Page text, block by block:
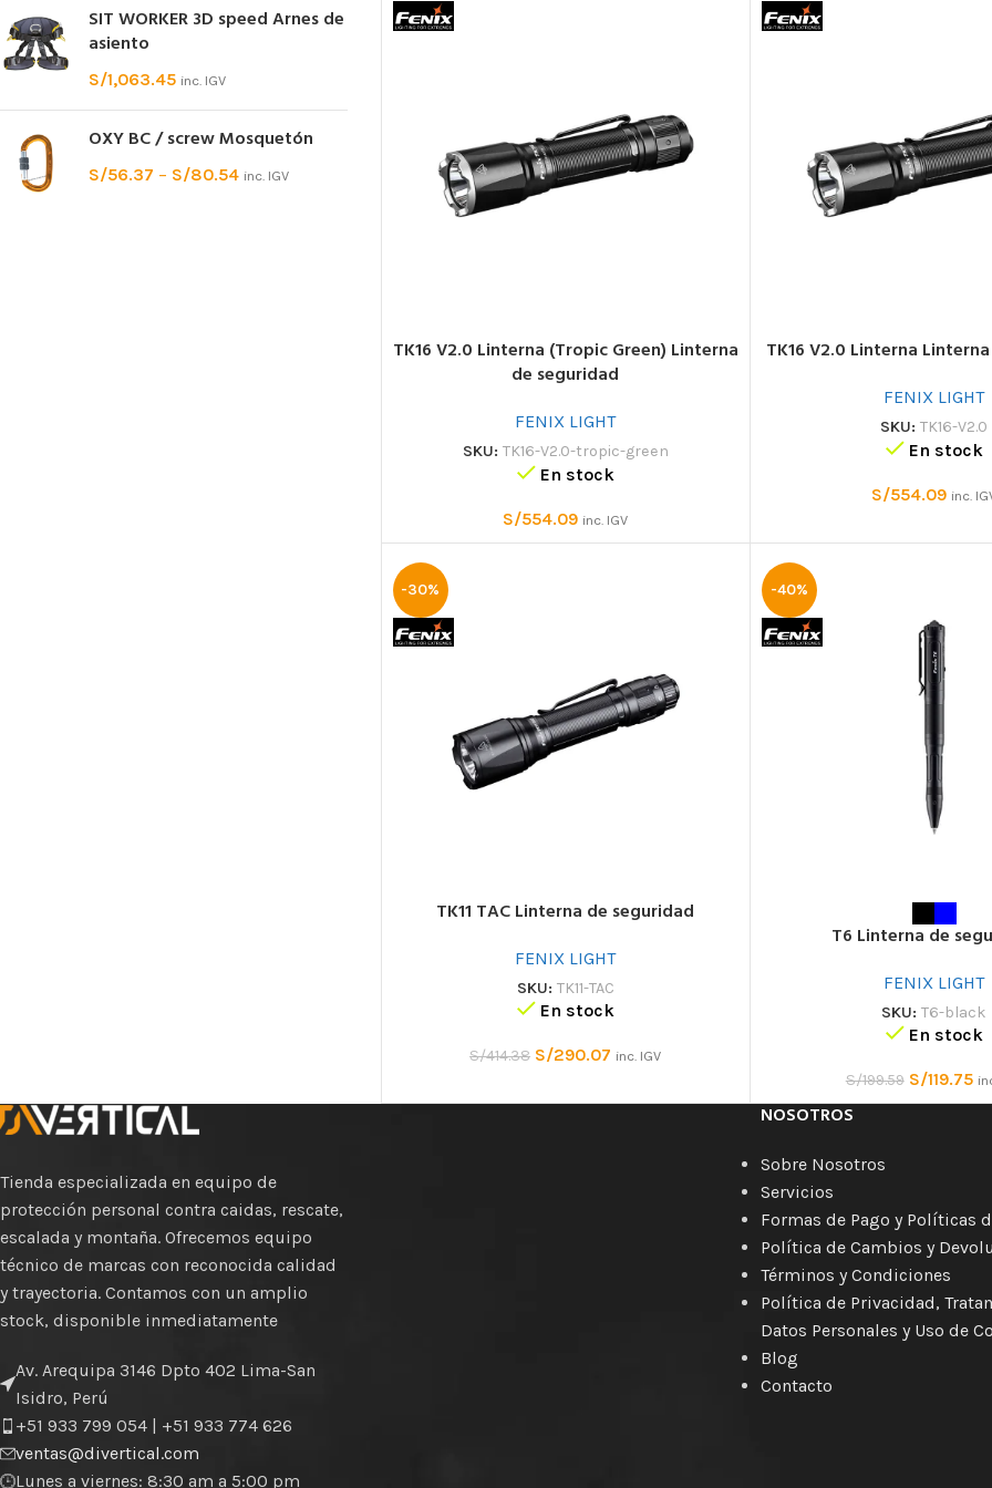
SIT WORKER 3D speed Arnes de
asiento
S/1,063.45 inc. IGV
OXY BC / screw Mosquetón
S/56.37 – S/80.54 inc. IGV
TK16 V2.0 Linterna (Tropic Green) Linterna
de seguridad
FENIX LIGHT
SKU: TK16-V2.0-tropic-green
En stock
S/554.09 inc. IGV
TK16 V2.0 Linterna
FENIX LIGHT
SKU:TK16-V2.0
En stock
S/554.09 inc.
-30%
TK11 TAC Linterna de seguridad
FENIX LIGHT
SKU: TK11-TAC
En stock
S/414.38 S/290.07 inc. IGV
-40%
T6 Linterna de
FENIX LIGHT
SKU:T6-black
En stock
S/199.59 S/119.75
Tienda especializada en equipo de
protección personal contra caidas, rescate,
escalada y montaña. Ofrecemos equipo
técnico de marcas con reconocida calidad
y trayectoria. Contamos con un amplio
stock, disponible inmediatamente
Av. Arequipa 3146 Dpto 402 Lima-San
Isidro, Perú
+51 933 799 054 | +51 933 774 626
ventas@divertical.com
Lunes a viernes: 8:30 am a 5:00 pm
NOSOTROS
Sobre Nosotros
Servicios
Formas de Pago y Políticas
Política de Cambios y
Términos y Condiciones
Política de Privacidad,
Datos Personales y Uso de
Blog
Contacto